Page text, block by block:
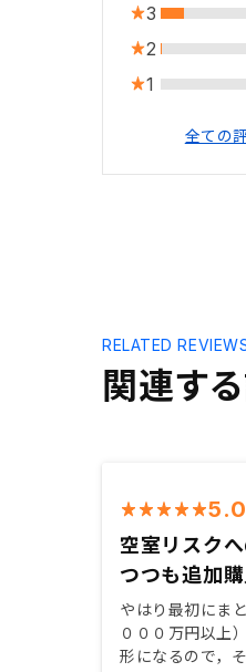
3
2
1
全ての
関連す
RELATED
5.0
空室リスク
つつも追加
やはり最初にま
０００万円以上
形になるので，